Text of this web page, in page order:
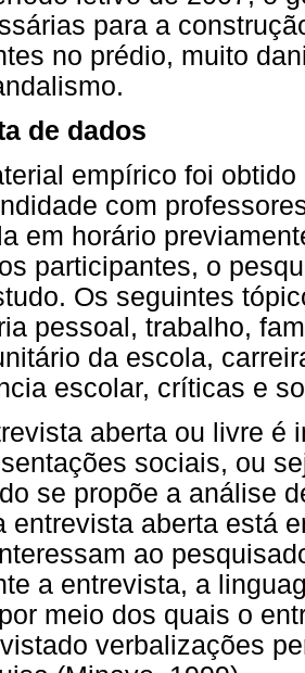
para a
no prédio, muito
de dados
empírico foi
com
em horário
participantes, o
Os seguintes
pessoal, trabalho,
da escola,
escolar, críticas e
aberta ou livre é
sociais, ou
se propõe a análise
entrevista aberta está
ao
a entrevista, a
meio dos quais o
verbalizações